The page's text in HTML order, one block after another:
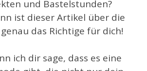
und Bastelstunden?
ist dieser Artikel über die
das Richtige für dich!
ich dir sage, dass es eine